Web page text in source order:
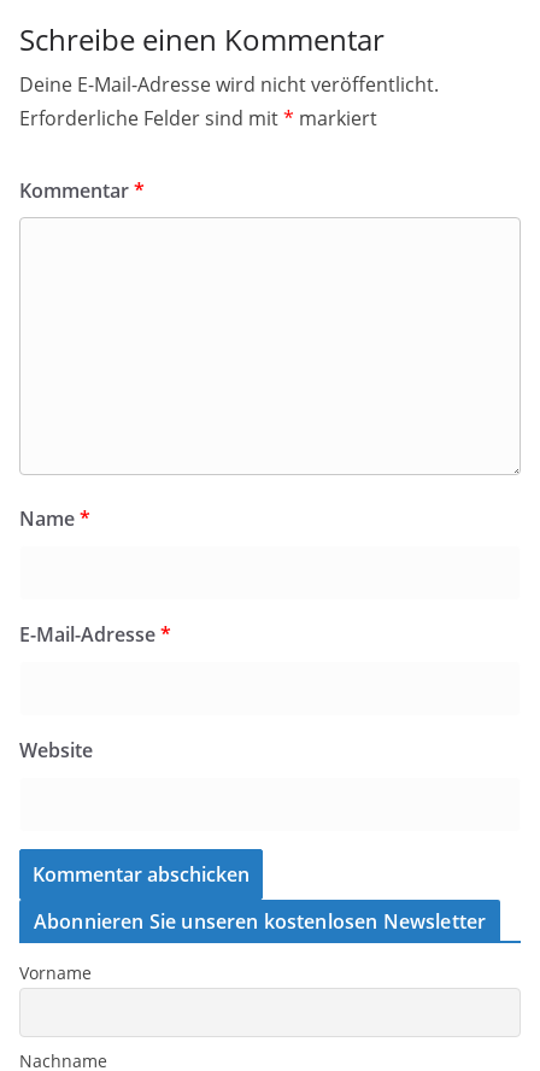
Schreibe einen Kommentar
Deine E-Mail-Adresse wird nicht veröffentlicht.
Erforderliche Felder sind mit* markiert
Kommentar*
Name*
E-Mail-Adresse*
Website
Abonnieren Sie unseren kostenlosen Newsletter
Vorname
Nachname